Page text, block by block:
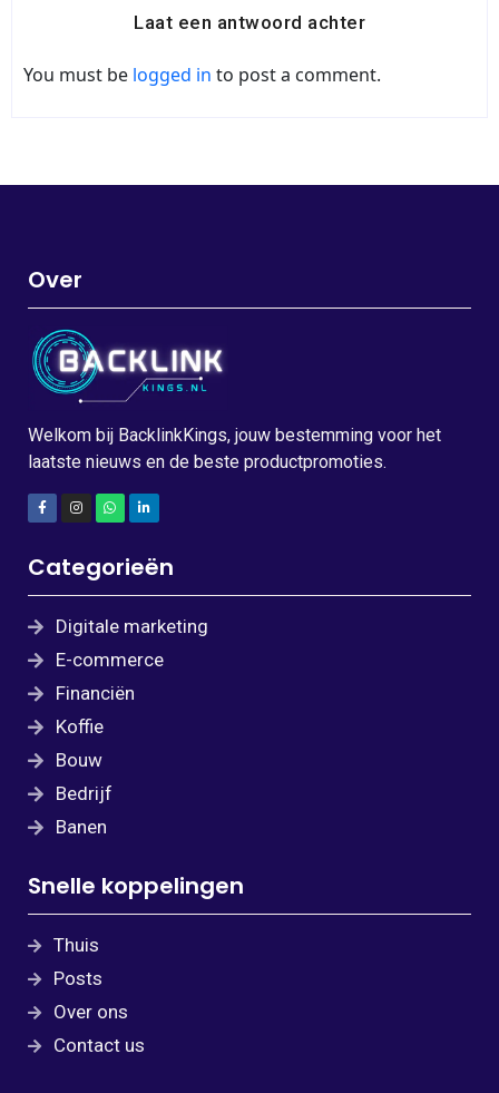
Laat een antwoord achter
You must be logged in to post a comment.
Over
Welkom bij BacklinkKings, jouw bestemming voor het
laatste nieuws en de beste productpromoties.
Categorieën
Digitale marketing
E-commerce
Financiën
Koffie
Bouw
Bedrijf
Banen
Snelle koppelingen
Thuis
Posts
Over ons
Contact us